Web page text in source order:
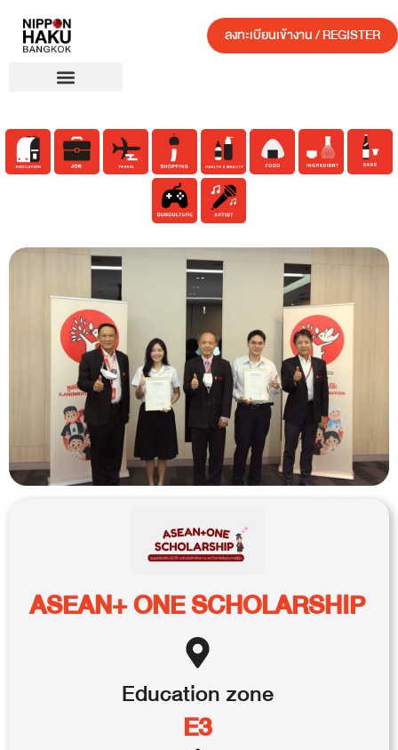
ลงทะเบียนเข้างาน / REGISTER
ASEAN+ ONE SCHOLARSHIP
Educationzone
E3